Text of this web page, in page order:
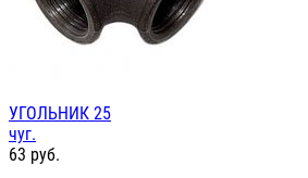
УГОЛЬНИК 25
чуг.
63 руб.